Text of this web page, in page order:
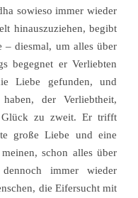
sowieso immer wieder
hinauszuziehen, begibt
– diesmal, um alles über
begegnet er Verliebten
Liebe gefunden, und
der Verliebtheit,
Glück zu zweit. Er trifft
große Liebe und eine
schon alles über
immer wieder
die Eifersucht mit